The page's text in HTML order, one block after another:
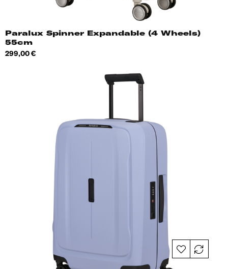
Paralux Spinner Expandable (4 Wheels)
55cm
Hind
299,00 €